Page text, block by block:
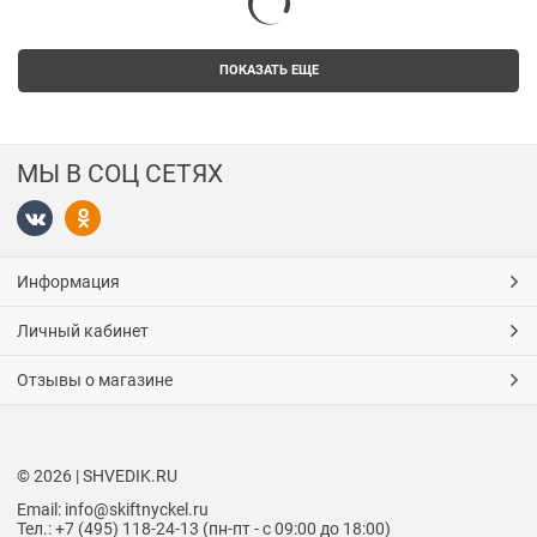
ПОКАЗАТЬ ЕЩЕ
МЫ В СОЦ СЕТЯХ
Информация
Личный кабинет
Отзывы о магазине
© 2026 | SHVEDIK.RU
Email: info@skiftnyckel.ru
Тел.: +7 (495) 118-24-13 (пн-пт - с 09:00 до 18:00)